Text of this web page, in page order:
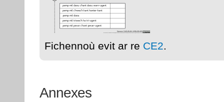
Fichennoù evit ar re CE2.
Annexes